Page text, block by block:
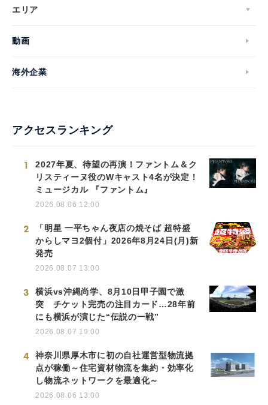
エリア
動画
海外企業
アクセスランキング
1
2027年夏、待望の再演！ファントム＆ク
リスティーヌ役のWキャスト4名が決定！
ミュージカル 『ファントム』
2026.08.06 12:00
2
「明星 一平ちゃん夜店の焼そば 超特盛
からしマヨ2個付」2026年8月24日(月)新
発売
2026.08.07 13:00
3
横浜vs沖縄尚学、8月10日甲子園で激
突 チケット完売の注目カード…28年前
にも横浜が演じた“伝説の一戦”
2026.08.07 19:00
4
神奈川県厚木市に初の自社運営型物流拠
点が稼働～住宅資材物流を集約・効率化
し物流ネットワークを最適化～
2026.08.06 13:00